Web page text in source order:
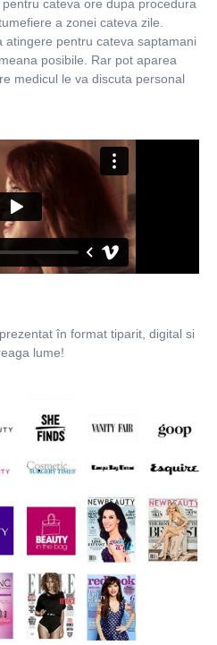
cateva ore dupa procedura
a zonei cateva zile.
atingere pentru cateva saptamani
posibile. Rar pot aparea
medicul le va discuta personal
în format tiparit, digital si
lume!